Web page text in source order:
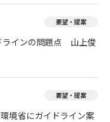
要望・提案
ラインの問題点 山上俊
要望・提案
境省にガイドライン案